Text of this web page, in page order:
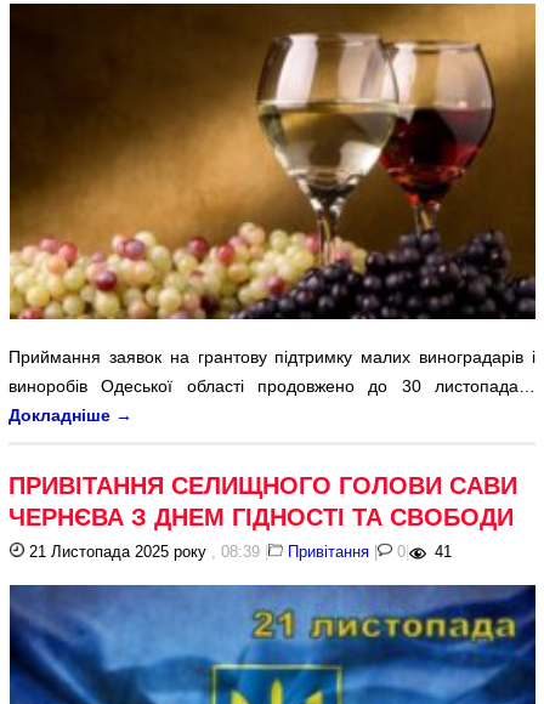
Приймання заявок на грантову підтримку малих виноградарів і
виноробів Одеської області продовжено до 30 листопада…
Докладніше →
ПРИВІТАННЯ СЕЛИЩНОГО ГОЛОВИ САВИ
ЧЕРНЄВА З ДНЕМ ГІДНОСТІ ТА СВОБОДИ
21 Листопада 2025 року , 08:39 | Привітання | 0 | 41